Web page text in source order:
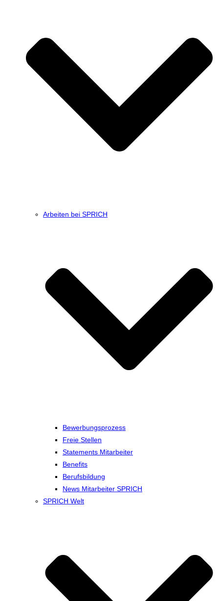
Arbeiten bei SPRICH
Bewerbungsprozess
Freie Stellen
Statements Mitarbeiter
Benefits
Berufsbildung
News Mitarbeiter SPRICH
SPRICH Welt